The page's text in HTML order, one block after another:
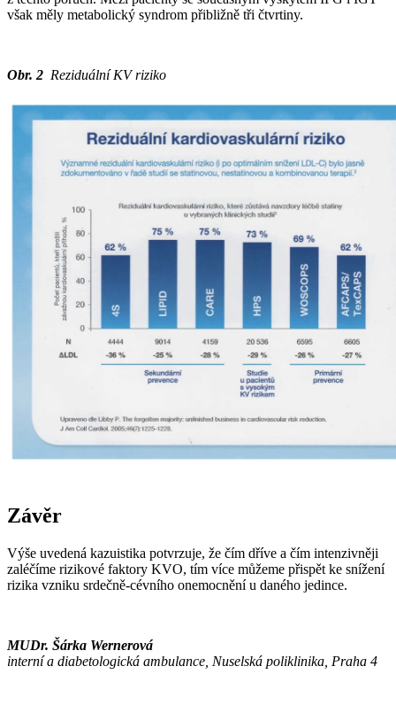
však měly metabolický syndrom přibližně tři čtvrtiny.
Obr. 2 Reziduální KV riziko
Závěr
Výše uvedená kazuistika potvrzuje, že čím dříve a čím intenzivněji
zaléčíme rizikové faktory KVO, tím více můžeme přispět ke snížení
rizika vzniku srdečně-cévního onemocnění u daného jedince.
MUDr. Šárka Wernerová
interní a diabetologická ambulance, Nuselská poliklinika, Praha 4